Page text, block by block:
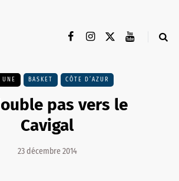
UNE BASKET CÔTE D’AZUR
pas vers le
Cavigal
23 décembre 2014